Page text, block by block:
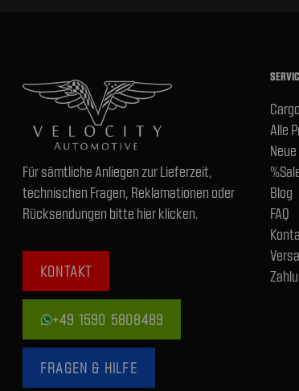
Für sämtliche Anliegen zur Lieferzeit,
technischen Fragen, Reklamationen oder
Rücksendungen bitte hier klicken.
KONTAKT
+49 1590 5808489
FRAGEN & HILFE
Alle
Neue
Blog
FAQ